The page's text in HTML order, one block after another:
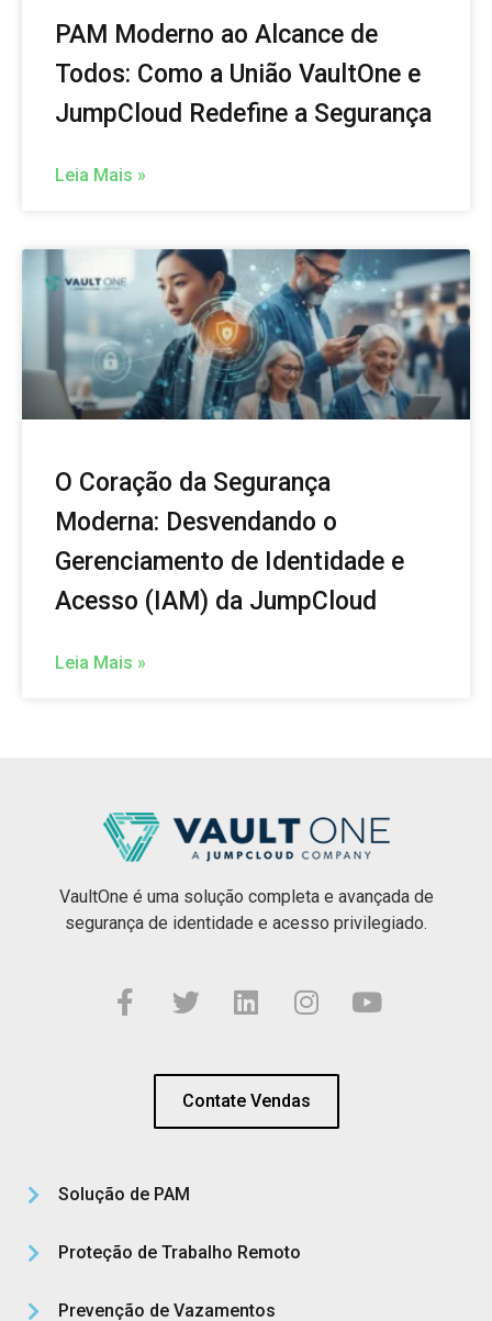
PAM Moderno ao Alcance de
Todos: Como a União VaultOne e
JumpCloud Redefine a Segurança
Leia Mais »
O Coração da Segurança
Moderna: Desvendando o
Gerenciamento de Identidade e
Acesso (IAM) da JumpCloud
Leia Mais »
VaultOne é uma solução completa e avançada de
segurança de identidade e acesso privilegiado.
Contate Vendas
Solução de PAM
Proteção de Trabalho Remoto
Prevenção de Vazamentos